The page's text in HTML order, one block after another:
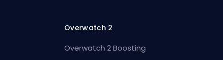
Overwatch 2
Overwatch 2 Boosting